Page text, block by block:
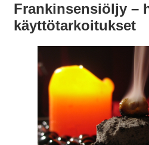
Frankinsensiöljy –
käyttötarkoitukset